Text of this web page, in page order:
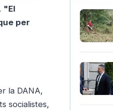
"El
per
la DANA,
socialistes,